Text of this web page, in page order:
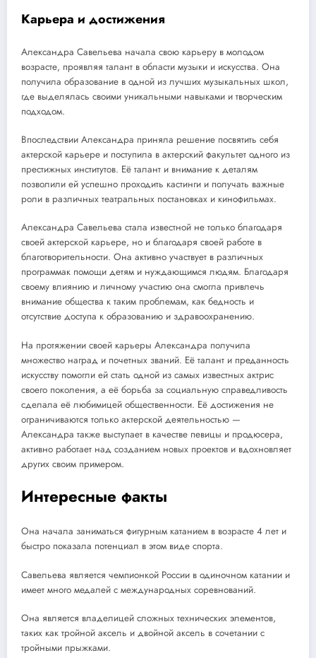
Карьера и достижения
Александра Савельева начала свою карьеру в молодом
возрасте, проявляя талант в области музыки и искусства. Она
получила образование в одной из лучших музыкальных школ,
где выделялась своими уникальными навыками и творческим
подходом.
Впоследствии Александра приняла решение посвятить себя
актерской карьере и поступила в актерский факультет одного из
престижных институтов. Её талант и внимание к деталям
позволили ей успешно проходить кастинги и получать важные
роли в различных театральных постановках и кинофильмах.
Александра Савельева стала известной не только благодаря
своей актерской карьере, но и благодаря своей работе в
благотворительности. Она активно участвует в различных
программак помощи детям и нуждающимся людям. Благодаря
своему влиянию и личному участию она смогла привлечь
внимание общества к таким проблемам, как бедность и
отсутствие доступа к образованию и здравоохранению.
На протяжении своей карьеры Александра получила
множество наград и почетных званий. Её талант и преданность
искусству помогли ей стать одной из самых известных актрис
своего поколения, а её борьба за социальную справедливость
сделала её любимицей общественности. Её достижения не
ограничиваются только актерской деятельностью —
Александра также выступает в качестве певицы и продюсера,
активно работает над созданием новых проектов и вдохновляет
других своим примером.
Интересные факты
Она начала заниматься фигурным катанием в возрасте 4 лет и
быстро показала потенциал в этом виде спорта.
Савельева является чемпионкой России в одиночном катании и
имеет много медалей с международных соревнований.
Она является владелицей сложных технических элементов,
таких как тройной аксель и двойной аксель в сочетании с
тройными прыжками.